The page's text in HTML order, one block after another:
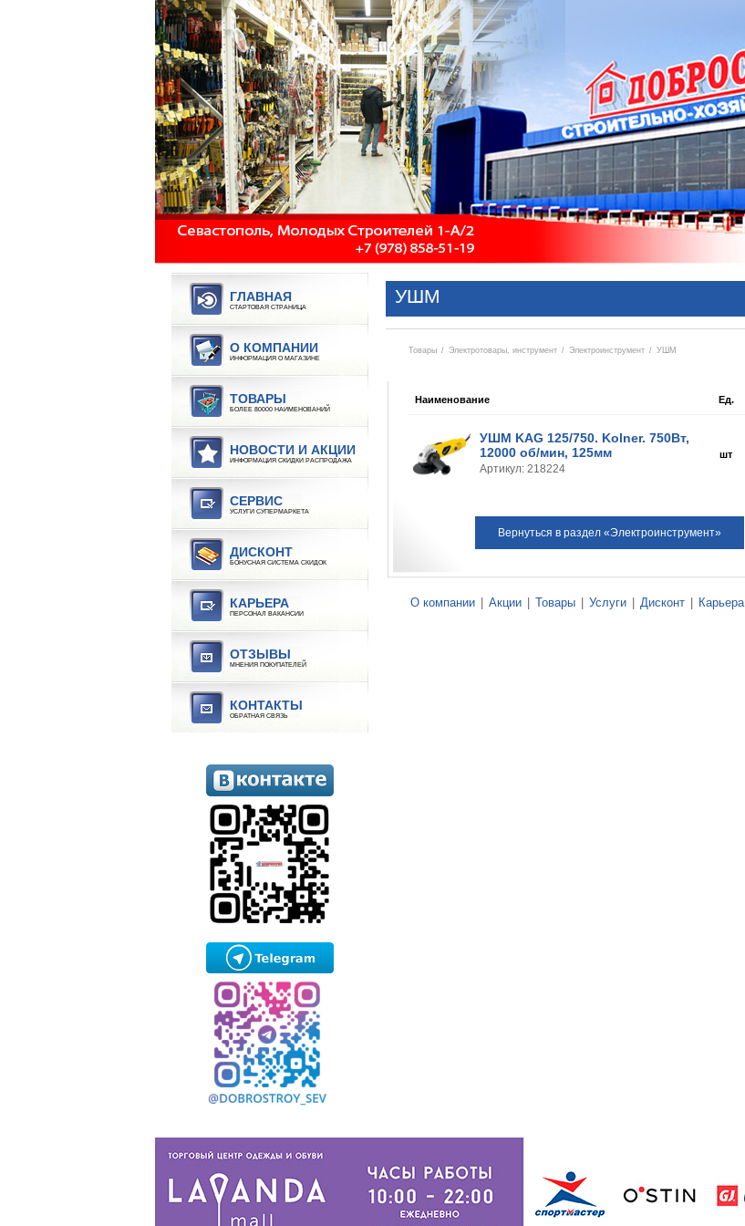
ГЛАВНАЯ
СТАРТОВАЯ СТРАНИЦА
О КОМПАНИИ
ИНФОРМАЦИЯ О МАГАЗИНЕ
ТОВАРЫ
БОЛЕЕ 80000 НАИМЕНОВАНИЙ
НОВОСТИ И АКЦИИ
ИНФОРМАЦИЯ СКИДКИ РАСПРОДАЖА
СЕРВИС
УСЛУГИ СУПЕРМАРКЕТА
ДИСКОНТ
БОНУСНАЯ СИСТЕМА СКИДОК
КАРЬЕРА
ПЕРСОНАЛ ВАКАНСИИ
ОТЗЫВЫ
МНЕНИЯ ПОКУПАТЕЛЕЙ
КОНТАКТЫ
ОБРАТНАЯ СВЯЗЬ
УШМ
Товары / Электротовары, инструмент / Электроинструмент / УШМ
Наименование Ед.
УШМ KAG 125/750. Kolner. 750Вт,
12000 об/мин, 125мм
Артикул: 218224
шт
Вернуться в раздел «Электроинструмент»
О компании Акции Товары Услуги Дисконт Карьера